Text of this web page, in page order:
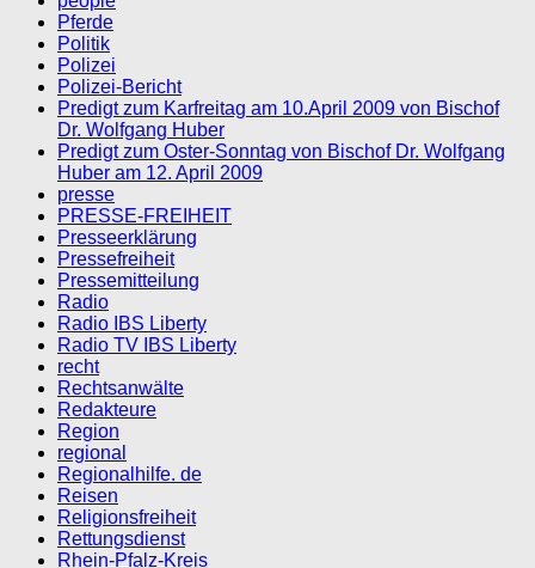
Pferde
Politik
Polizei
Polizei-Bericht
Predigt zum Karfreitag am 10.April 2009 von Bischof
Dr. Wolfgang Huber
Predigt zum Oster-Sonntag von Bischof Dr. Wolfgang
Huber am 12. April 2009
presse
PRESSE-FREIHEIT
Presseerklärung
Pressefreiheit
Pressemitteilung
Radio
Radio IBS Liberty
Radio TV IBS Liberty
recht
Rechtsanwälte
Redakteure
Region
regional
Regionalhilfe. de
Reisen
Religionsfreiheit
Rettungsdienst
Rhein-Pfalz-Kreis